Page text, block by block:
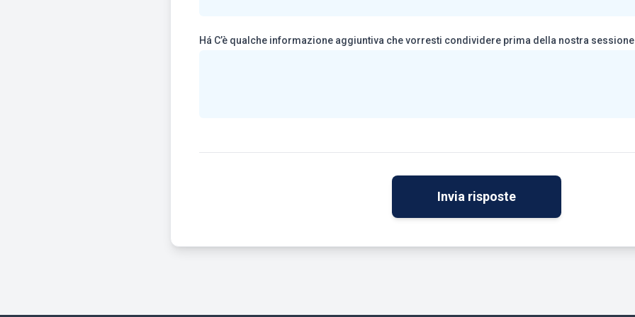
Há C’è qualche informazione aggiuntiva che vorresti condividere prima della nostra
Invia risposte